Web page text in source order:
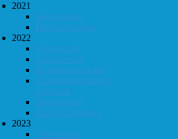
2021
Høst-konrad
Høstturneringen
2022
Vår-konrad
Vårturnering
Klubbmesterskapet
Klubbmesterskapet i
Lynsjakk
Høst-konrad
KM i Hurtigsjakk
2023
Vår-konrad